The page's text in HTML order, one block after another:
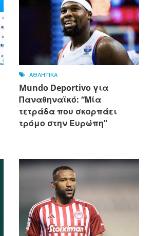
ΑΘΛΗΤΙΚΑ
Mundo Deportivo για
Παναθηναϊκό: “Μία
τετράδα που σκορπάει
τρόμο στην Ευρώπη”